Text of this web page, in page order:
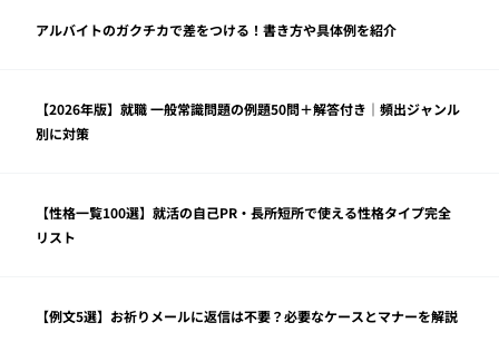
アルバイトのガクチカで差をつける！書き方や具体例を紹介
【2026年版】就職 一般常識問題の例題50問＋解答付き｜頻出ジャンル
別に対策
【性格一覧100選】就活の自己PR・長所短所で使える性格タイプ完全
リスト
【例文5選】お祈りメールに返信は不要？必要なケースとマナーを解説